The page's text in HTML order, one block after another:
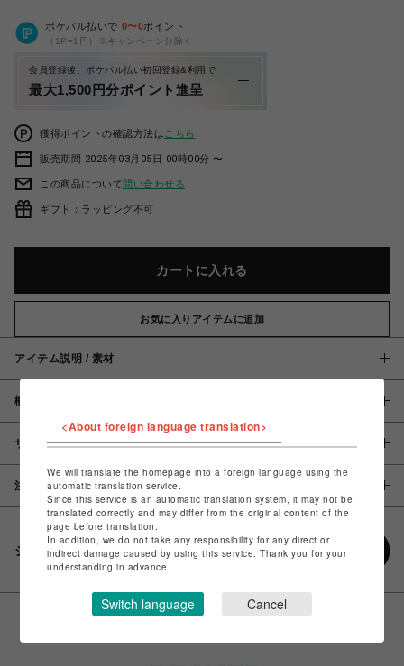
ポケパル払いで 0〜0ポイント
（1P=1円）※キャンペーン分除く
会員登録後、ポケパル払い初回登録&利用で
最大1,500円分ポイント進呈
獲得ポイントの確認方法は こちら
販売期間 2025年03月05日 00時00分 〜
この商品について問い合わせる
ギフト：ラッピング不可
カートに入れる
お気に入りアイテムに追加
アイテム説明 / 素材
概要
サイズ
注意事項
シェアする
<About foreign language translation>
We will translate the homepage into a foreign language using the
automatic translation service.
Since this service is an automatic translation system, it may not be
translated correctly and may differ from the original content of the
page before translation.
In addition, we do not take any responsibility for any direct or
indirect damage caused by using this service. Thank you for your
understanding in advance.
Switch language Cancel